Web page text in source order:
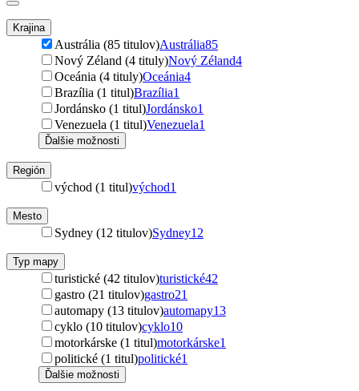
Krajina
Austrália (85 titulov)Austrália85
Nový Zéland (4 tituly)Nový Zéland4
Oceánia (4 tituly)Oceánia4
Brazília (1 titul)Brazília1
Jordánsko (1 titul)Jordánsko1
Venezuela (1 titul)Venezuela1
Ďalšie možnosti
Región
východ (1 titul)východ1
Mesto
Sydney (12 titulov)Sydney12
Typ mapy
turistické (42 titulov)turistické42
gastro (21 titulov)gastro21
automapy (13 titulov)automapy13
cyklo (10 titulov)cyklo10
motorkárske (1 titul)motorkárske1
politické (1 titul)politické1
Ďalšie možnosti